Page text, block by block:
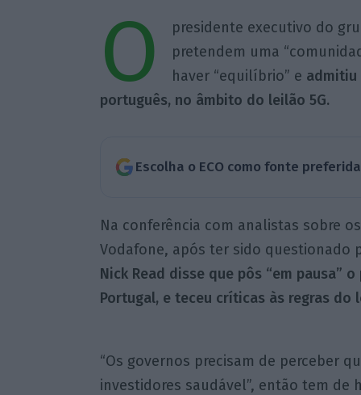
O
presidente executivo do
pretendem uma
haver “equilíbrio” e admitiu
português, no âmbito do leilão 5G.
Escolha o ECO como fonte
Na conferência com analistas sobre
Vodafone, após ter sido questionado
Nick Read disse que pôs “em pausa”
Portugal, e teceu críticas às regras do
“Os governos precisam de perceber
investidores saudável”, então tem de